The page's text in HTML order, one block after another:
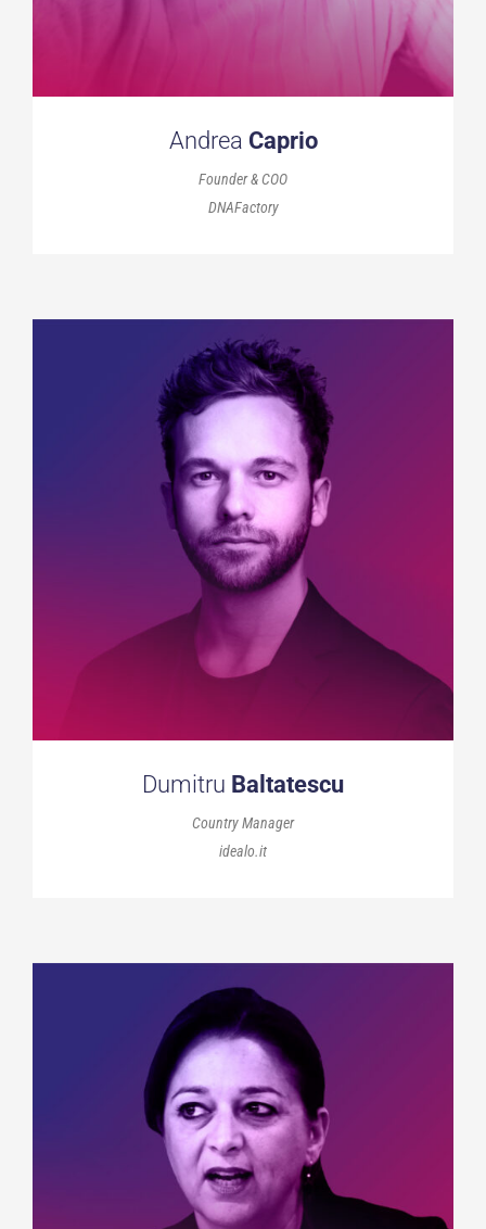
Andrea Caprio
Founder & COO
DNAFactory
Dumitru Baltatescu
Country Manager
idealo.it